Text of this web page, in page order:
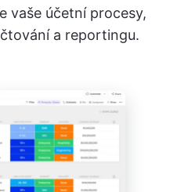
vaše účetní procesy,
a reportingu.